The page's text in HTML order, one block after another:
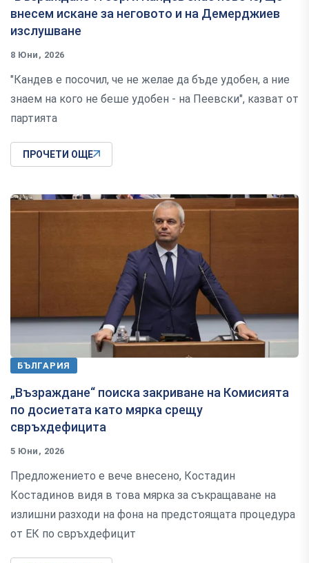
внесем искане за неговото и на Демерджиев
изслушване
8 Юни, 2026
"Кандев е посочил, че не желае да бъде удобен, а ние
знаем на кого не беше удобен - на Пеевски", казват от
партията
ПРОЧЕТИ ОЩЕ
БЪЛГАРИЯ
„Възраждане“ поиска закриване на Комисията
по досиетата като мярка срещу
свръхдефицита
5 Юни, 2026
Предложението е вече внесено, Костадин
Костадинов видя в това мярка за съкращаване на
излишни разходи на фона на предстоящата процедура
от ЕК по свръхдефицит